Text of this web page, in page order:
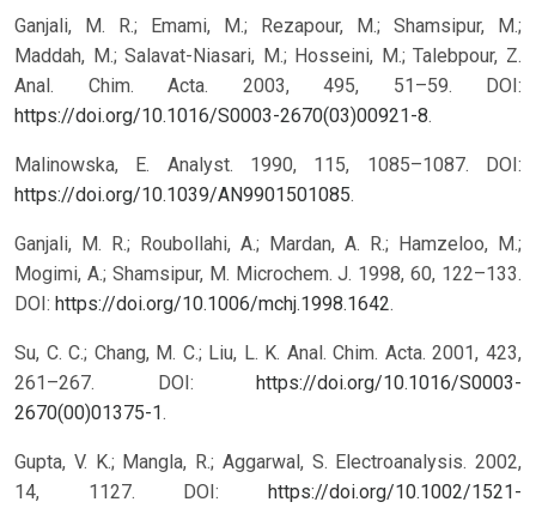
Ganjali, M. R.; Emami, M.; Rezapour, M.; Shamsipur, M.;
Maddah, M.; Salavat-Niasari, M.; Hosseini, M.; Talebpour, Z.
Anal. Chim. Acta. 2003, 495, 51–59. DOI:
https://doi.org/10.1016/S0003-2670(03)00921-8.
Malinowska, E. Analyst. 1990, 115, 1085–1087. DOI:
https://doi.org/10.1039/AN9901501085.
Ganjali, M. R.; Roubollahi, A.; Mardan, A. R.; Hamzeloo, M.;
Mogimi, A.; Shamsipur, M. Microchem. J. 1998, 60, 122–133.
DOI: https://doi.org/10.1006/mchj.1998.1642.
Su, C. C.; Chang, M. C.; Liu, L. K. Anal. Chim. Acta. 2001, 423,
261–267. DOI: https://doi.org/10.1016/S0003-
2670(00)01375-1.
Gupta, V. K.; Mangla, R.; Aggarwal, S. Electroanalysis. 2002,
14, 1127. DOI: https://doi.org/10.1002/1521-